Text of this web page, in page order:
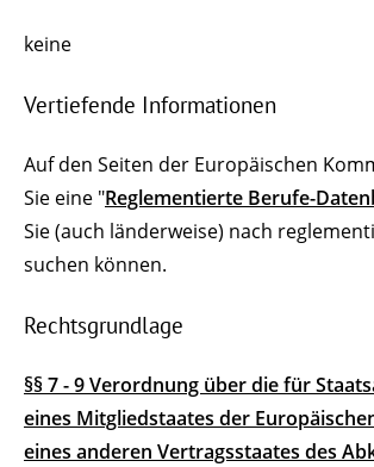
keine
Vertiefende Informationen
Auf den Seiten der Europäischen
Sie eine "Reglementierte Berufe-
Sie (auch länderweise) nach
suchen können.
Rechtsgrundlage
§§ 7 - 9 Verordnung über die für
eines Mitgliedstaates der
eines anderen Vertragsstaates des